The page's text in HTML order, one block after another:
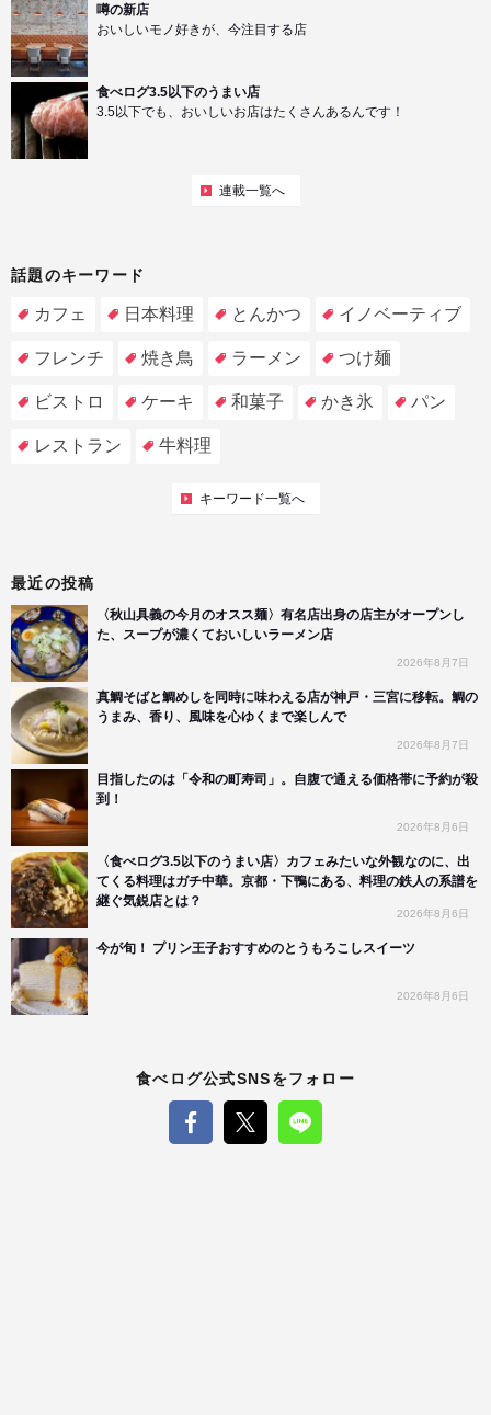
噂の新店
おいしいモノ好きが、今注目する店
食べログ3.5以下のうまい店
3.5以下でも、おいしいお店はたくさんあるんです！
連載一覧へ
話題のキーワード
カフェ 日本料理 とんかつ イノベーティブ
フレンチ 焼き鳥 ラーメン つけ麺
ビストロ ケーキ 和菓子 かき氷 パン
レストラン 牛料理
キーワード一覧へ
最近の投稿
〈秋山具義の今月のオスス麺〉有名店出身の店主がオープンし
た、スープが濃くておいしいラーメン店
2026年8月7日
真鯛そばと鯛めしを同時に味わえる店が神戸・三宮に移転。鯛の
うまみ、香り、風味を心ゆくまで楽しんで
2026年8月7日
目指したのは「令和の町寿司」。自腹で通える価格帯に予約が殺
到！
2026年8月6日
〈食べログ3.5以下のうまい店〉カフェみたいな外観なのに、出
てくる料理はガチ中華。京都・下鴨にある、料理の鉄人の系譜を
継ぐ気鋭店とは？
2026年8月6日
今が旬！ プリン王子おすすめのとうもろこしスイーツ
2026年8月6日
食べログ公式SNSをフォロー